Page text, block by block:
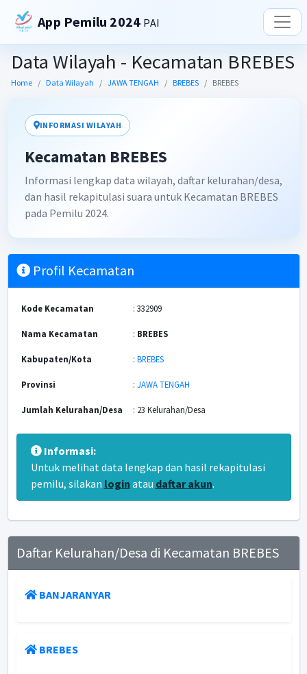
App Pemilu 2024 PAI
Data Wilayah - Kecamatan BREBES
Home Data Wilayah JAWA TENGAH BREBES BREBES
INFORMASI WILAYAH
Kecamatan BREBES
Informasi lengkap data wilayah, daftar kelurahan/desa,
dan hasil rekapitulasi suara untuk Kecamatan BREBES
pada Pemilu 2024.
Profil Kecamatan
Kode Kecamatan : 332909
Nama Kecamatan : BREBES
Kabupaten/Kota : BREBES
Provinsi : JAWA TENGAH
Jumlah Kelurahan/Desa : 23 Kelurahan/Desa
Informasi:
Untuk melihat data lengkap dan hasil rekapitulasi
pemilu, silakan login atau daftar akun.
Daftar Kelurahan/Desa di Kecamatan BREBES
BANJARANYAR
BREBES